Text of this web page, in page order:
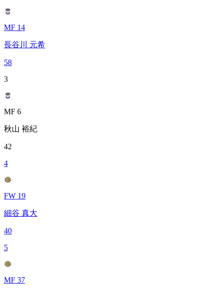
MF 14
長谷川 元希
58
3
MF 6
秋山 裕紀
42
4
FW 19
細谷 真大
40
5
MF 37